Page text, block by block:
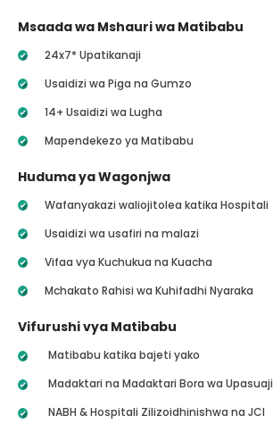
Msaada wa Mshauri wa Matibabu
24x7* Upatikanaji
Usaidizi wa Piga na Gumzo
14+ Usaidizi wa Lugha
Mapendekezo ya Matibabu
Huduma ya Wagonjwa
Wafanyakazi waliojitolea katika Hospitali
Usaidizi wa usafiri na malazi
Vifaa vya Kuchukua na Kuacha
Mchakato Rahisi wa Kuhifadhi Nyaraka
Vifurushi vya Matibabu
Matibabu katika bajeti yako
Madaktari na Madaktari Bora wa Upasuaji
NABH & Hospitali Zilizoidhinishwa na JCI